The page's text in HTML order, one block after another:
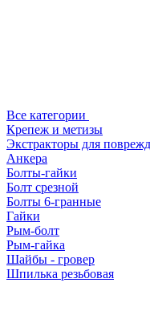
Все категории
Крепеж и метизы
Экстракторы для
Анкера
Болты-гайки
Болт срезной
Болты 6-гранные
Гайки
Рым-болт
Рым-гайка
Шайбы - гровер
Шпилька резьбовая